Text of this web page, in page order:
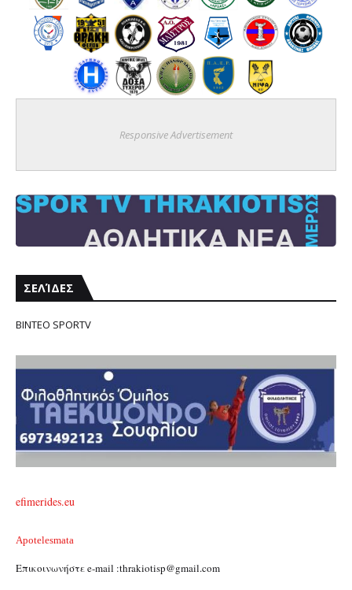
Responsive Advertisement
ΣΕΛΊΔΕΣ
ΒΙΝΤΕΟ SPORTV
efimerides.eu
Apotelesmata
Επικοινωνήστε e-mail :thrakiotisp@gmail.com